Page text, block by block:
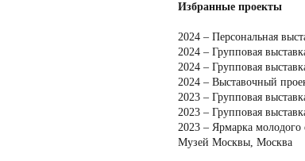
Избранные проекты
2024 – Персональная
2024 – Групповая
2024 – Групповая
2024 – Выставочный
2023 – Групповая
2023 – Групповая
2023 – Ярмарка молодого
Музей Москвы, Москва